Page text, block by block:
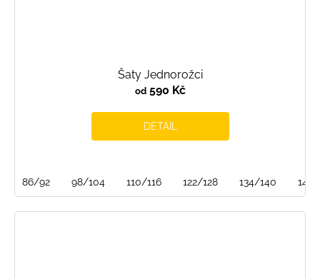
Šaty Jednorožci
od590 Kč
DETAIL
86/92 98/104 110/116 122/128 134/140 146/